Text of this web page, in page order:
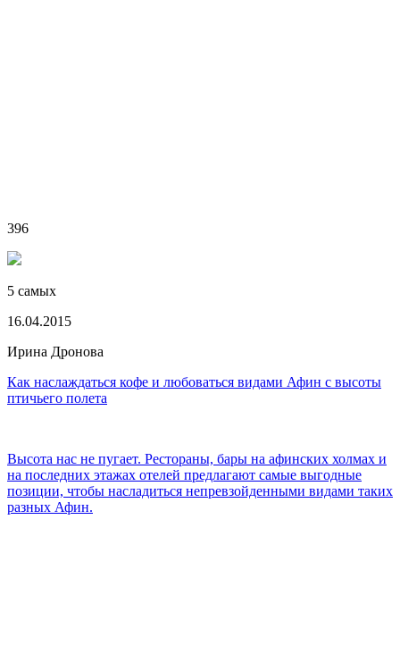
396
5 самых
16.04.2015
Ирина Дронова
Как наслаждаться кофе и любоваться видами Афин с высоты
птичьего полета
Высота нас не пугает. Рестораны, бары на афинских холмах и
на последних этажах отелей предлагают самые выгодные
позиции, чтобы насладиться непревзойденными видами таких
разных Афин.